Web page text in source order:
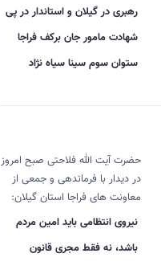
رهبری در گیلان و استاندار در پی
شهادت مامور جان برکف فراجا
ستوان سوم سینا سیاه نژاد
حضرت آیت الله فلاحتی صبح امروز
در دیدار با فرماندهی و جمعی از
معاونت های فراجا استان گیلان:
نیروی انتظامی باید امین مردم
باشد، نه فقط مجری قانون